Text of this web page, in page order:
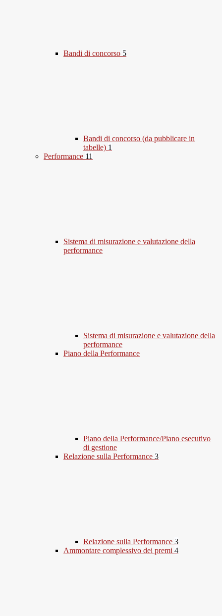
Bandi di concorso 5
Bandi di concorso (da pubblicare in
tabelle) 1
Performance 11
Sistema di misurazione e valutazione della
performance
Sistema di misurazione e valutazione della
performance
Piano della Performance
Piano della Performance/Piano esecutivo
di gestione
Relazione sulla Performance 3
Relazione sulla Performance 3
Ammontare complessivo dei premi 4